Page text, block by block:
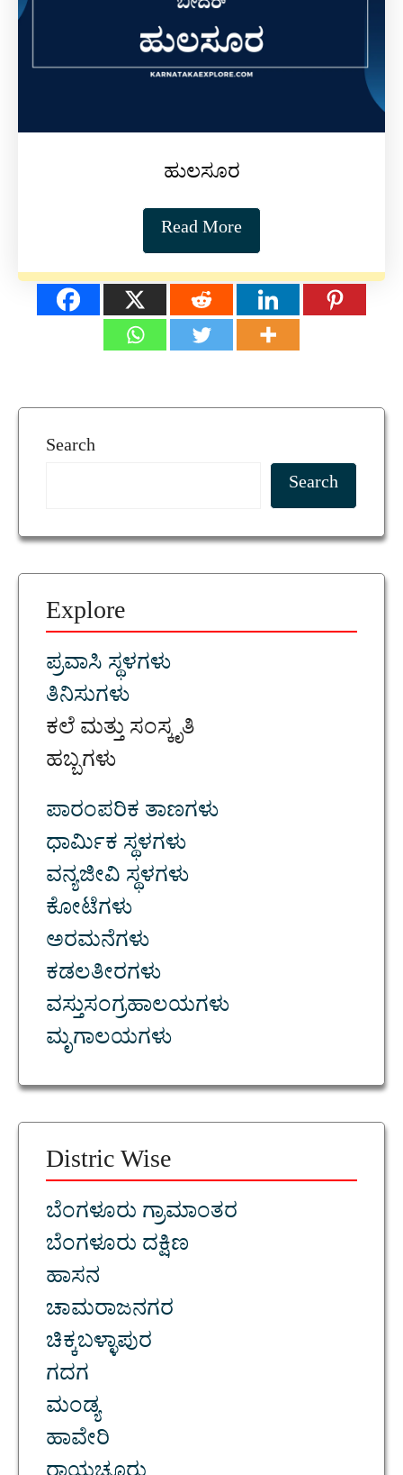
ಹುಲಸೂರ
Read More
Search
Search
Explore
ಪ್ರವಾಸಿ ಸ್ಥಳಗಳು
ತಿನಿಸುಗಳು
ಕಲೆ ಮತ್ತು ಸಂಸ್ಕೃತಿ
ಹಬ್ಬಗಳು
ಪಾರಂಪರಿಕ ತಾಣಗಳು
ಧಾರ್ಮಿಕ ಸ್ಥಳಗಳು
ವನ್ಯಜೀವಿ ಸ್ಥಳಗಳು
ಕೋಟೆಗಳು
ಅರಮನೆಗಳು
ಕಡಲತೀರಗಳು
ವಸ್ತುಸಂಗ್ರಹಾಲಯಗಳು
ಮೃಗಾಲಯಗಳು
Distric Wise
ಬೆಂಗಳೂರು ಗ್ರಾಮಾಂತರ
ಬೆಂಗಳೂರು ದಕ್ಷಿಣ
ಹಾಸನ
ಚಾಮರಾಜನಗರ
ಚಿಕ್ಕಬಳ್ಳಾಪುರ
ಗದಗ
ಮಂಡ್ಯ
ಹಾವೇರಿ